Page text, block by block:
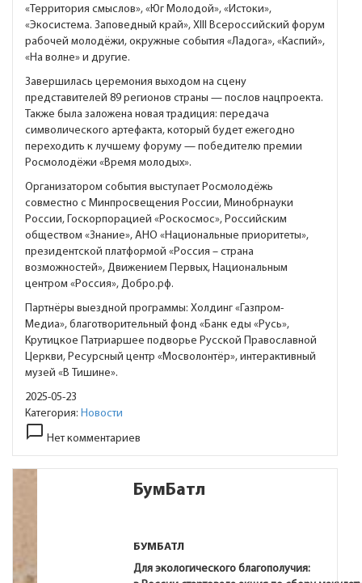
«Территория смыслов», «Юг Молодой», «Истоки»,
«Экосистема. Заповедный край», XIII Всероссийский форум
рабочей молодёжи, окружные события «Ладога», «Каспий»,
«На волне» и другие.
Завершилась церемония выходом на сцену
представителей 89 регионов страны — послов нацпроекта.
Также была заложена новая традиция: передача
символического артефакта, который будет ежегодно
переходить к лучшему форуму — победителю премии
Росмолодёжи «Время молодых».
Организатором события выступает Росмолодёжь
совместно с Минпросвещения России, Минобрнауки
России, Госкорпорацией «Роскосмос», Российским
обществом «Знание», АНО «Национальные приоритеты»,
президентской платформой «Россия – страна
возможностей», Движением Первых, Национальным
центром «Россия», Добро.рф.
Партнёры выездной программы: Холдинг «Газпром-
Медиа», благотворительный фонд «Банк еды «Русь»,
Крутицкое Патриаршее подворье Русской Православной
Церкви, Ресурсный центр «Мосволонтёр», интерактивный
музей «В Тишине».
2025-05-23
Категория: Новости
chat_bubble_outline Нет комментариев
БумБатл
БУМБАТЛ
Для экологического благополучия: